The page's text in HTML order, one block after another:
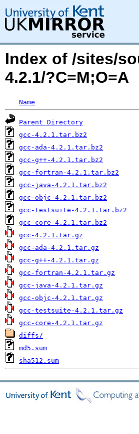
Index of /sites/
4.2.1/?C=M;O=A
Name
Parent Directory
gcc-4.2.1.tar.bz2
gcc-ada-4.2.1.tar.bz2
gcc-g++-4.2.1.tar.bz2
gcc-fortran-4.2.1.tar.bz2
gcc-java-4.2.1.tar.bz2
gcc-objc-4.2.1.tar.bz2
gcc-testsuite-4.2.1.tar.bz2
gcc-core-4.2.1.tar.bz2
gcc-4.2.1.tar.gz
gcc-ada-4.2.1.tar.gz
gcc-g++-4.2.1.tar.gz
gcc-fortran-4.2.1.tar.gz
gcc-java-4.2.1.tar.gz
gcc-objc-4.2.1.tar.gz
gcc-testsuite-4.2.1.tar.gz
gcc-core-4.2.1.tar.gz
diffs/
md5.sum
sha512.sum